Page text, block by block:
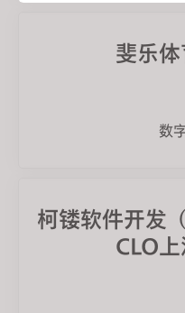
斐乐
数
柯镂软件开发
CLO上